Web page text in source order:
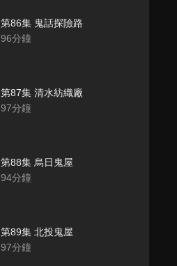
第86集 鬼話探險路
96分鐘
第87集 清水紡織廠
97分鐘
第88集 烏日鬼屋
94分鐘
第89集 北投鬼屋
97分鐘